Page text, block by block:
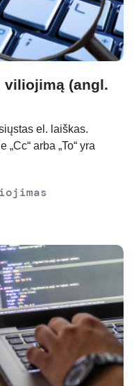
viliojimą (angl.
el. laiškas.
arba „To“ yra